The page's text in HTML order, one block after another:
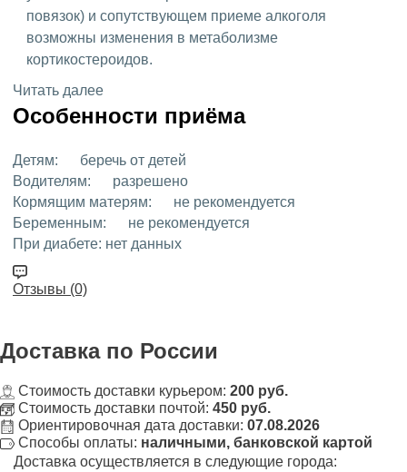
повязок) и сопутствующем приеме алкоголя
возможны изменения в метаболизме
кортикостероидов.
Читать далее
Особенности приёма
Детям:
беречь от детей
Водителям:
разрешено
Кормящим матерям:
не рекомендуется
Беременным:
не рекомендуется
При диабете: нет данных
Отзывы (0)
Доставка по России
Стоимость доставки курьером: 200 руб.
Стоимость доставки почтой: 450 руб.
Ориентировочная дата доставки: 07.08.2026
Способы оплаты: наличными, банковской картой
Доставка осуществляется в следующие города: